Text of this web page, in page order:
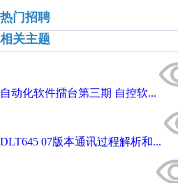
热门招聘
相关主题
自动化软件擂台第三期 自控软...
DLT645 07版本通讯过程解析和...